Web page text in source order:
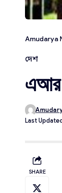
Amudarya
দেশ
এআর
Last
SHARE